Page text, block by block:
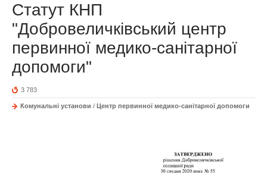
Статут КНП
"Добровеличківський центр
первинної медико-санітарної
допомоги"
3 783
Комунальні установи / Центр первинної медико-санітарної допомоги